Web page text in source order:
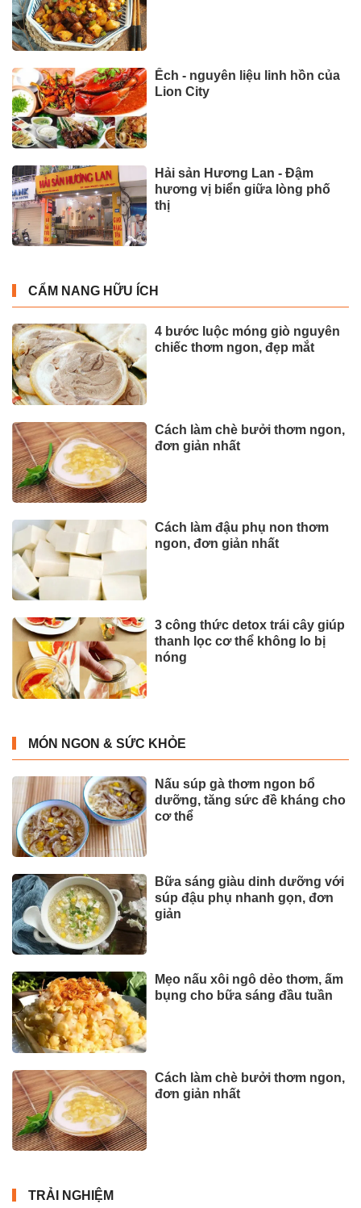
Ếch - nguyên liệu linh hồn của
Lion City
Hải sản Hương Lan - Đậm
hương vị biển giữa lòng phố
thị
CẨM NANG HỮU ÍCH
4 bước luộc móng giò nguyên
chiếc thơm ngon, đẹp mắt
Cách làm chè bưởi thơm ngon,
đơn giản nhất
Cách làm đậu phụ non thơm
ngon, đơn giản nhất
3 công thức detox trái cây giúp
thanh lọc cơ thể không lo bị
nóng
MÓN NGON & SỨC KHỎE
Nấu súp gà thơm ngon bổ
dưỡng, tăng sức đề kháng cho
cơ thể
Bữa sáng giàu dinh dưỡng với
súp đậu phụ nhanh gọn, đơn
giản
Mẹo nấu xôi ngô dẻo thơm, ấm
bụng cho bữa sáng đầu tuần
Cách làm chè bưởi thơm ngon,
đơn giản nhất
TRẢI NGHIỆM